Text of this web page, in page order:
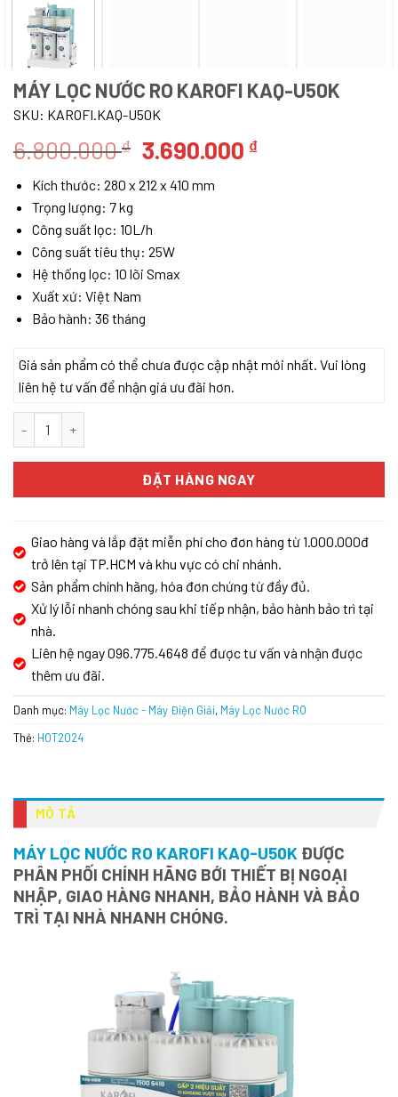
MÁY LỌC NƯỚC RO KAROFI KAQ-U50K
SKU: KAROFI.KAQ-U50K
6.800.000₫ Giá
là:
6.800.000 ₫.
3.690.000 ₫Giá
Kích thước: 280 x 212 x 410 mm
Trọng lượng: 7 kg
Công suất lọc: 10L/h
Công suất tiêu thụ: 25W
Hệ thống lọc: 10 lõi Smax
Xuất xứ: Việt Nam
Bảo hành: 36 tháng
Giá sản phẩm có thể chưa được cập nhật mới nhất. Vui lòng
liên hệ tư vấn để nhận giá ưu đãi hơn.
ĐẶT HÀNG NGAY
Giao hàng và lắp đặt miễn phí cho đơn hàng từ 1.000.000đ
trở lên tại TP.HCM và khu vực có chi nhánh.
Sản phẩm chính hãng, hóa đơn chứng từ đầy đủ.
Xử lý lỗi nhanh chóng sau khi tiếp nhận, bảo hành bảo trì tại
nhà.
Liên hệ ngay 096.775.4648 để được tư vấn và nhận được
thêm ưu đãi.
Danh mục: Máy Lọc Nước - Máy Điện Giải, Máy Lọc Nước RO
Thẻ: HOT2024
MÔ TẢ
MÁY LỌC NƯỚC RO KAROFI KAQ-U50K ĐƯỢC
PHÂN PHỐI CHÍNH HÃNG BỚI THIẾT BỊ NGOẠI
NHẬP, GIAO HÀNG NHANH, BẢO HÀNH VÀ BẢO
TRÌ TẠI NHÀ NHANH CHÓNG.